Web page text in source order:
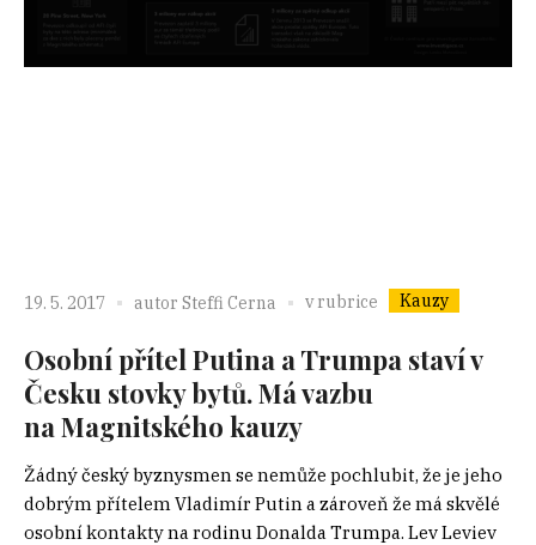
19. 5. 2017 autor Steffi Cerna v rubrice Kauzy
Osobní přítel Putina a Trumpa staví v
Česku stovky bytů. Má vazbu
na Magnitského kauzy
Žádný český byznysmen se nemůže pochlubit, že je jeho
dobrým přítelem Vladimír Putin a zároveň že má skvělé
osobní kontakty na rodinu Donalda Trumpa. Lev Leviev